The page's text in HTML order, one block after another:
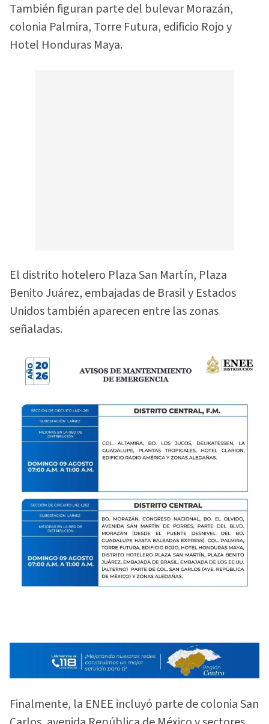
También figuran parte del bulevar Morazán,
colonia Palmira, Torre Futura, edificio Rojo y
Hotel Honduras Maya.
El distrito hotelero Plaza San Martín, Plaza
Benito Juárez, embajadas de Brasil y Estados
Unidos también aparecen entre las zonas
señaladas.
Finalmente, la ENEE incluyó parte de colonia San